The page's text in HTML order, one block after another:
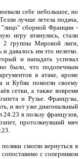
себе небольшое, но
лучше летела подача,
"лицо" сборной Франции -
игру втянулись, стали
2 группы Мировой лиги,
давалось им это нелегко.
и нападать успевал
было, что подопечным
в атаке, кроме
и Кубяк помогли своему
сетки, а также вовремя
и Рузье. Французы,
и вот уже диагональный
24:23 в пользу французов,
протолкнувший мяч
смогли вернуться в
сопоставимо с соперником